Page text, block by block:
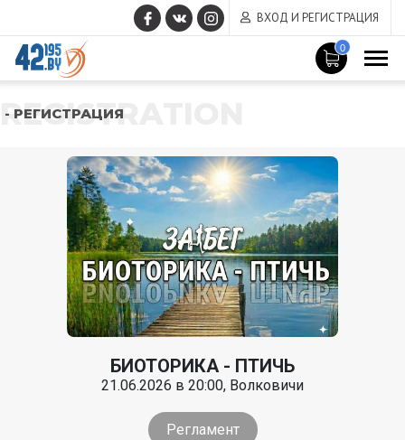
ВХОД И РЕГИСТРАЦИЯ
0
REGISTRATION
- РЕГИСТРАЦИЯ
БИОТОРИКА - ПТИЧЬ
21.06.2026 в 20:00, Волковичи
Регламент